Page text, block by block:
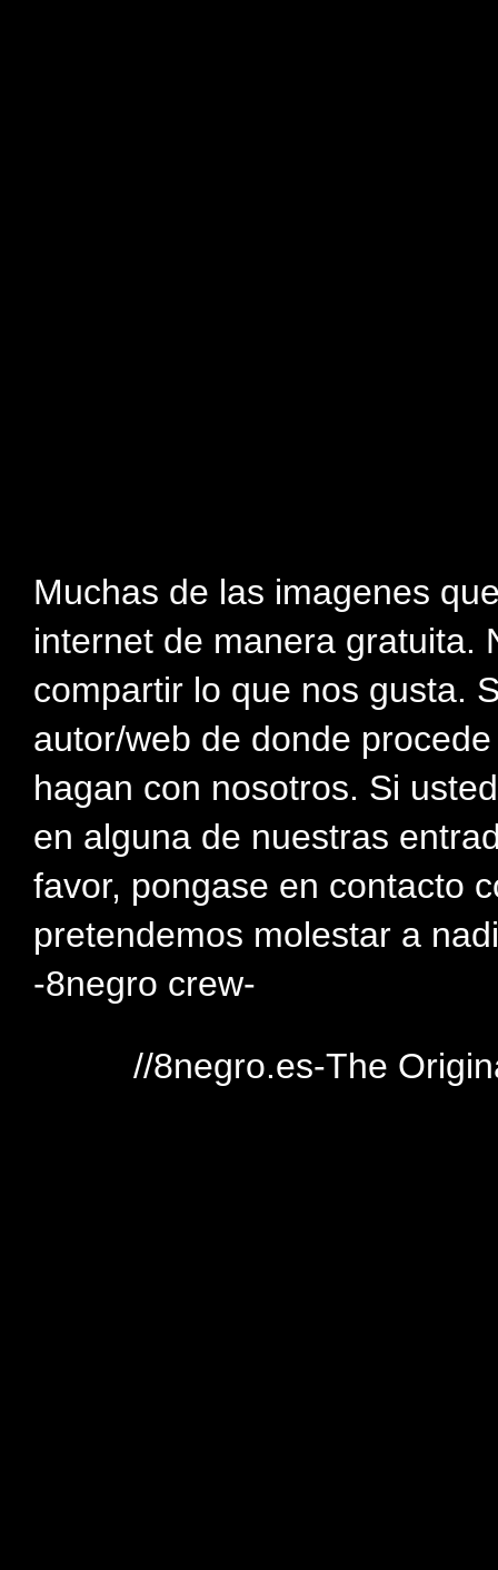
Muchas de las imagenes
internet de manera gratuita.
compartir lo que nos gusta.
autor/web de donde
hagan con nosotros. Si
en alguna de nuestras
favor, pongase en contacto
pretendemos molestar a
-8negro crew-
//8negro.es-The